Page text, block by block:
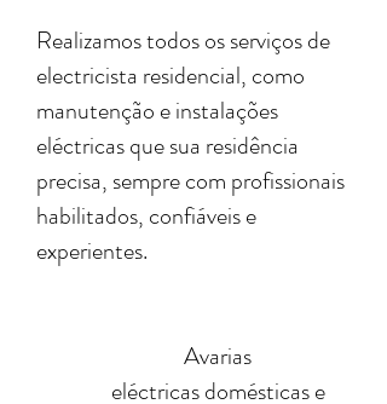
Realizamos todos os serviços de
electricista residencial, como
manutenção e instalações
eléctricas que sua residência
precisa, sempre com profissionais
habilitados, confiáveis e
experientes.
Avarias
eléctricas domésticas e